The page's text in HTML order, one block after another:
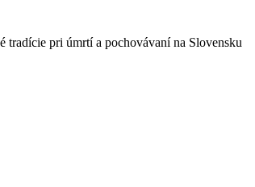
tradície pri úmrtí a pochovávaní na Slovensku